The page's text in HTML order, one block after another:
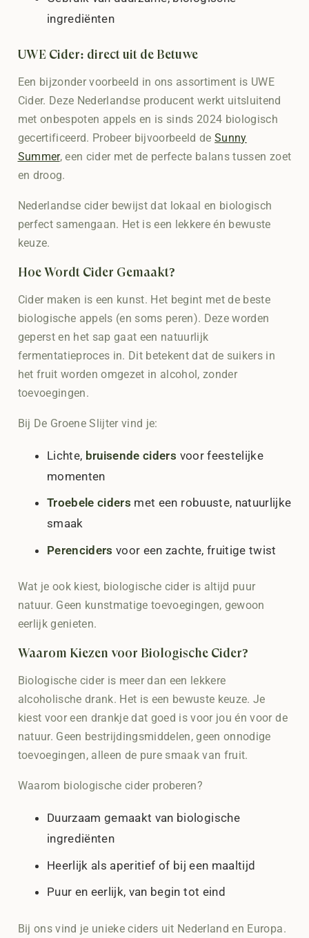
ingrediënten
UWE Cider: direct uit de Betuwe
Een bijzonder voorbeeld in ons assortiment is UWE
Cider. Deze Nederlandse producent werkt uitsluitend
met onbespoten appels en is sinds 2024 biologisch
gecertificeerd. Probeer bijvoorbeeld deSunny
Summer, een cider met de perfecte balans tussen zoet
en droog.
Nederlandse cider bewijst dat lokaal en biologisch
perfect samengaan. Het is een lekkere én bewuste
keuze.
Hoe Wordt Cider Gemaakt?
Cider maken is een kunst. Het begint met de beste
biologische appels (en soms peren). Deze worden
geperst en het sap gaat een natuurlijk
fermentatieproces in. Dit betekent dat de suikers in
het fruit worden omgezet in alcohol, zonder
toevoegingen.
Bij De Groene Slijter vind je:
Lichte, bruisende ciders voor feestelijke
momenten
Troebele ciders met een robuuste, natuurlijke
smaak
Perenciders voor een zachte, fruitige twist
Wat je ook kiest, biologische cider is altijd puur
natuur. Geen kunstmatige toevoegingen, gewoon
eerlijk genieten.
Waarom Kiezen voor Biologische Cider?
Biologische cider is meer dan een lekkere
alcoholische drank. Het is een bewuste keuze. Je
kiest voor een drankje dat goed is voor jou én voor de
natuur. Geen bestrijdingsmiddelen, geen onnodige
toevoegingen, alleen de pure smaak van fruit.
Waarom biologische cider proberen?
Duurzaam gemaakt van biologische
ingrediënten
Heerlijk als aperitief of bij een maaltijd
Puur en eerlijk, van begin tot eind
Bij ons vind je unieke ciders uit Nederland en Europa.